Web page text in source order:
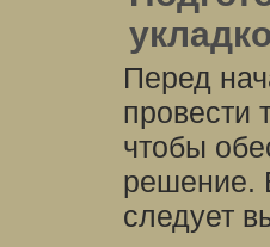
Перед
провести
чтобы
решение.
следует